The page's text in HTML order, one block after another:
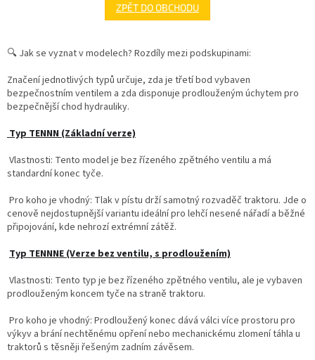
ZPĚT DO OBCHODU
🔍 Jak se vyznat v modelech? Rozdíly mezi podskupinami:
Značení jednotlivých typů určuje, zda je třetí bod vybaven
bezpečnostním ventilem a zda disponuje prodlouženým úchytem pro
bezpečnější chod hydrauliky.
Typ TENNN (Základní verze)
Vlastnosti: Tento model je bez řízeného zpětného ventilu a má
standardní konec tyče.
Pro koho je vhodný: Tlak v pístu drží samotný rozvaděč traktoru. Jde o
cenově nejdostupnější variantu ideální pro lehčí nesené nářadí a běžné
připojování, kde nehrozí extrémní zátěž.
Typ TENNNE (Verze bez ventilu, s prodloužením)
Vlastnosti: Tento typ je bez řízeného zpětného ventilu, ale je vybaven
prodlouženým koncem tyče na straně traktoru.
Pro koho je vhodný: Prodloužený konec dává válci více prostoru pro
výkyv a brání nechtěnému opření nebo mechanickému zlomení táhla u
traktorů s těsněji řešeným zadním závěsem.